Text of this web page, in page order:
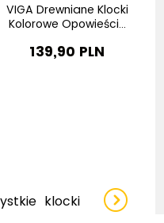
VIGA Drewniane Klocki
Kolorowe Opowieści...
139,90 PLN
klocki